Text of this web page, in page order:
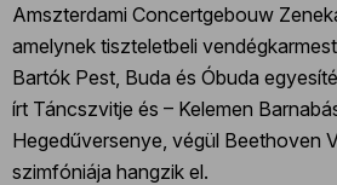
Amszterdami Concertgebouw
amelynek tiszteletbeli
Bartók Pest, Buda és Óbuda
írt Táncszvitje és – Kelemen
Hegedűversenye, végül Beethoven
szimfóniája hangzik el.